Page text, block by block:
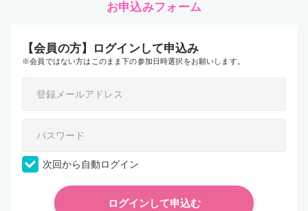
お申込みフォーム
【会員の方】ログインして申込み
※会員ではない方はこのまま下の参加日時選択をお願いします。
次回から自動ログイン